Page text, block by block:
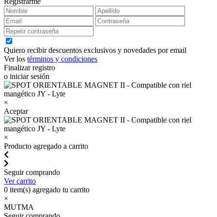
Quiero recibir descuentos exclusivos y novedades por email
Ver los términos y condiciones
Finalizar registro
o iniciar sesión
×
Aceptar
×
Producto agregado a carrito
Seguir comprando
Ver carrito
0 item(s) agregado tu carrito
×
MUTMA